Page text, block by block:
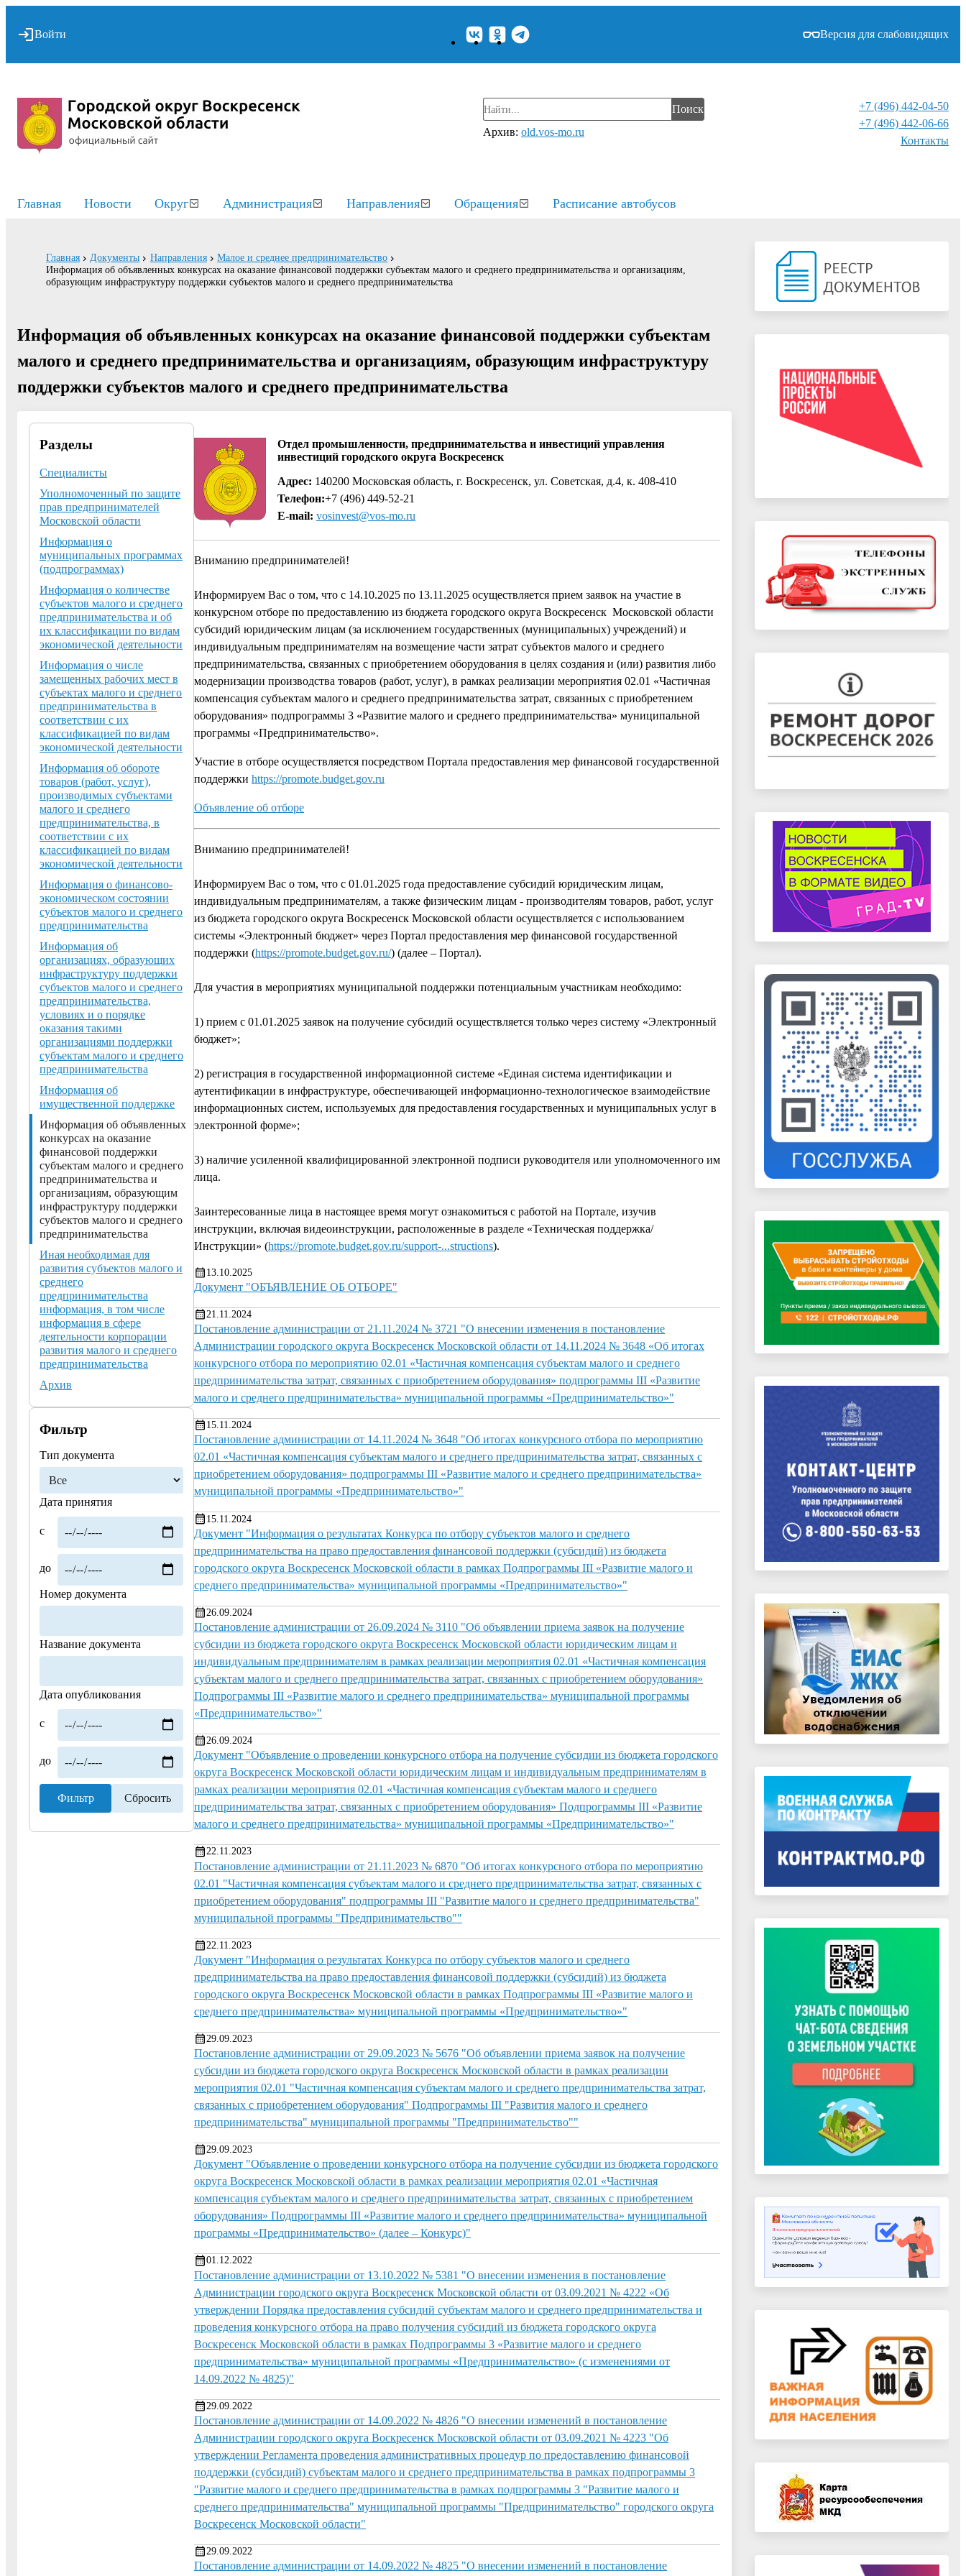
Войти Версия для слабовидящих
Поиск
Архив: old.vos-mo.ru
+7 (496) 442-04-50
+7 (496) 442-06-66
Контакты⁠
Главная Новости Округ Администрация Направления Обращения Расписание автобусов
Главная Документы Направления
Малое и среднее предпринимательство
Информация об объявленных конкурсах на оказание финансовой поддержки субъектам малого и среднего предпринимательства и организациям,
образующим инфраструктуру поддержки субъектов малого и среднего предпринимательства
Информация об объявленных конкурсах на оказание финансовой поддержки субъектам
малого и среднего предпринимательства и организациям, образующим инфраструктуру
поддержки субъектов малого и среднего предпринимательства
Разделы
Специалисты
Уполномоченный по защите
прав предпринимателей
Московской области
Информация о
муниципальных программах
(подпрограммах)
Информация о количестве
субъектов малого и среднего
предпринимательства и об
их классификации по видам
экономической деятельности
Информация о числе
замещенных рабочих мест в
субъектах малого и среднего
предпринимательства в
соответствии с их
классификацией по видам
экономической деятельности
Информация об обороте
товаров (работ, услуг),
производимых субъектами
малого и среднего
предпринимательства, в
соответствии с их
классификацией по видам
экономической деятельности
Информация о финансово-
экономическом состоянии
субъектов малого и среднего
предпринимательства
Информация об
организациях, образующих
инфраструктуру поддержки
субъектов малого и среднего
предпринимательства,
условиях и о порядке
оказания такими
организациями поддержки
субъектам малого и среднего
предпринимательства
Информация об
имущественной поддержке
Информация об объявленных
конкурсах на оказание
финансовой поддержки
субъектам малого и среднего
предпринимательства и
организациям, образующим
инфраструктуру поддержки
субъектов малого и среднего
предпринимательства
Иная необходимая для
развития субъектов малого и
среднего
предпринимательства
информация, в том числе
информация в сфере
деятельности корпорации
развития малого и среднего
предпринимательства
Архив
Фильтр
Тип документа
Дата принятия
с
до
Номер документа
Название документа
Дата опубликования
с
до
Отдел промышленности, предпринимательства и инвестиций управления
инвестиций городского округа Воскресенск
Адрес: 140200 Московская область, г. Воскресенск, ул. Советская, д.4, к. 408-410
Телефон:+7 (496) 449-52-21
E-mail: vosinvest@vos-mo.ru
Вниманию предпринимателей!
Информируем Вас о том, что с 14.10.2025 по 13.11.2025 осуществляется прием заявок на участие в
конкурсном отборе по предоставлению из бюджета городского округа Воскресенск Московской области
субсидий юридическим лицам (за исключением государственных (муниципальных) учреждений) и
индивидуальным предпринимателям на возмещение части затрат субъектов малого и среднего
предпринимательства, связанных с приобретением оборудования в целях создания и (или) развития либо
модернизации производства товаров (работ, услуг), в рамках реализации мероприятия 02.01 «Частичная
компенсация субъектам малого и среднего предпринимательства затрат, связанных с приобретением
оборудования» подпрограммы 3 «Развитие малого и среднего предпринимательства» муниципальной
программы «Предпринимательство».
Участие в отборе осуществляется посредством Портала предоставления мер финансовой государственной
поддержки https://promote.budget.gov.ru
Объявление об отборе
Вниманию предпринимателей!
Информируем Вас о том, что с 01.01.2025 года предоставление субсидий юридическим лицам,
индивидуальным предпринимателям, а также физическим лицам - производителям товаров, работ, услуг
из бюджета городского округа Воскресенск Московской области осуществляется с использованием
системы «Электронный бюджет» через Портал предоставления мер финансовой государственной
поддержки (https://promote.budget.gov.ru/) (далее – Портал).
Для участия в мероприятиях муниципальной поддержки потенциальным участникам необходимо:
1) прием с 01.01.2025 заявок на получение субсидий осуществляется только через систему «Электронный
бюджет»;
2) регистрация в государственной информационной системе «Единая система идентификации и
аутентификации в инфраструктуре, обеспечивающей информационно-технологическое взаимодействие
информационных систем, используемых для предоставления государственных и муниципальных услуг в
электронной форме»;
3) наличие усиленной квалифицированной электронной подписи руководителя или уполномоченного им
лица.
Заинтересованные лица в настоящее время могут ознакомиться с работой на Портале, изучив
инструкции, включая видеоинструкции, расположенные в разделе «Техническая поддержка/
Инструкции» (https://promote.budget.gov.ru/support-...structions).
13.10.2025
Документ "ОБЪЯВЛЕНИЕ ОБ ОТБОРЕ"
21.11.2024
Постановление администрации от 21.11.2024 № 3721 "О внесении изменения в постановление
Администрации городского округа Воскресенск Московской области от 14.11.2024 № 3648 «Об итогах
конкурсного отбора по мероприятию 02.01 «Частичная компенсация субъектам малого и среднего
предпринимательства затрат, связанных с приобретением оборудования» подпрограммы III «Развитие
малого и среднего предпринимательства» муниципальной программы «Предпринимательство»"
15.11.2024
Постановление администрации от 14.11.2024 № 3648 "Об итогах конкурсного отбора по мероприятию
02.01 «Частичная компенсация субъектам малого и среднего предпринимательства затрат, связанных с
приобретением оборудования» подпрограммы III «Развитие малого и среднего предпринимательства»
муниципальной программы «Предпринимательство»"
15.11.2024
Документ "Информация о результатах Конкурса по отбору субъектов малого и среднего
предпринимательства на право предоставления финансовой поддержки (субсидий) из бюджета
городского округа Воскресенск Московской области в рамках Подпрограммы III «Развитие малого и
среднего предпринимательства» муниципальной программы «Предпринимательство»"
26.09.2024
Постановление администрации от 26.09.2024 № 3110 "Об объявлении приема заявок на получение
субсидии из бюджета городского округа Воскресенск Московской области юридическим лицам и
индивидуальным предпринимателям в рамках реализации мероприятия 02.01 «Частичная компенсация
субъектам малого и среднего предпринимательства затрат, связанных с приобретением оборудования»
Подпрограммы III «Развитие малого и среднего предпринимательства» муниципальной программы
«Предпринимательство»"
26.09.2024
Документ "Объявление о проведении конкурсного отбора на получение субсидии из бюджета городского
округа Воскресенск Московской области юридическим лицам и индивидуальным предпринимателям в
рамках реализации мероприятия 02.01 «Частичная компенсация субъектам малого и среднего
предпринимательства затрат, связанных с приобретением оборудования» Подпрограммы III «Развитие
малого и среднего предпринимательства» муниципальной программы «Предпринимательство»"
22.11.2023
Постановление администрации от 21.11.2023 № 6870 "Об итогах конкурсного отбора по мероприятию
02.01 "Частичная компенсация субъектам малого и среднего предпринимательства затрат, связанных с
приобретением оборудования" подпрограммы III "Развитие малого и среднего предпринимательства"
муниципальной программы "Предпринимательство""
22.11.2023
Документ "Информация о результатах Конкурса по отбору субъектов малого и среднего
предпринимательства на право предоставления финансовой поддержки (субсидий) из бюджета
городского округа Воскресенск Московской области в рамках Подпрограммы III «Развитие малого и
среднего предпринимательства» муниципальной программы «Предпринимательство»"
29.09.2023
Постановление администрации от 29.09.2023 № 5676 "Об объявлении приема заявок на получение
субсидии из бюджета городского округа Воскресенск Московской области в рамках реализации
мероприятия 02.01 "Частичная компенсация субъектам малого и среднего предпринимательства затрат,
связанных с приобретением оборудования" Подпрограммы III "Развития малого и среднего
предпринимательства" муниципальной программы "Предпринимательство""
29.09.2023
Документ "Объявление о проведении конкурсного отбора на получение субсидии из бюджета городского
округа Воскресенск Московской области в рамках реализации мероприятия 02.01 «Частичная
компенсация субъектам малого и среднего предпринимательства затрат, связанных с приобретением
оборудования» Подпрограммы III «Развитие малого и среднего предпринимательства» муниципальной
программы «Предпринимательство» (далее – Конкурс)"
01.12.2022
Постановление администрации от 13.10.2022 № 5381 "О внесении изменения в постановление
Администрации городского округа Воскресенск Московской области от 03.09.2021 № 4222 «Об
утверждении Порядка предоставления субсидий субъектам малого и среднего предпринимательства и
проведения конкурсного отбора на право получения субсидий из бюджета городского округа
Воскресенск Московской области в рамках Подпрограммы 3 «Развитие малого и среднего
предпринимательства» муниципальной программы «Предпринимательство» (с изменениями от
14.09.2022 № 4825)"
29.09.2022
Постановление администрации от 14.09.2022 № 4826 "О внесении изменений в постановление
Администрации городского округа Воскресенск Московской области от 03.09.2021 № 4223 "Об
утверждении Регламента проведения административных процедур по предоставлению финансовой
поддержки (субсидий) субъектам малого и среднего предпринимательства в рамках подпрограммы 3
"Развитие малого и среднего предпринимательства в рамках подпрограммы 3 "Развитие малого и
среднего предпринимательства" муниципальной программы "Предпринимательство" городского округа
Воскресенск Московской области"
29.09.2022
Постановление администрации от 14.09.2022 № 4825 "О внесении изменений в постановление